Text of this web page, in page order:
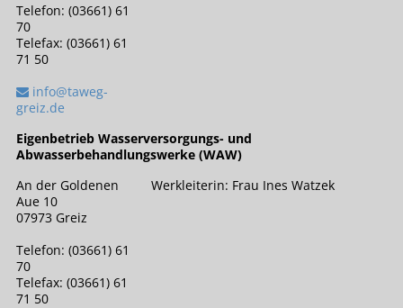
Telefon: (03661) 61
70
Telefax: (03661) 61
71 50
info@taweg-
greiz.de
Eigenbetrieb Wasserversorgungs- und
Abwasserbehandlungswerke (WAW)
An der Goldenen
Aue 10
07973 Greiz
Telefon: (03661) 61
70
Telefax: (03661) 61
71 50
Werkleiterin: Frau Ines Watzek